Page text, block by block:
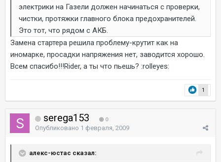
электрики на Газели должен начинаться с проверки,
чистки, протяжки главного блока предохранителей.
Это тот, что рядом с АКБ.
Замена стартера решила проблему-крутит как на
иномарке, просадки напряжения нет, заводится хорошо.
Всем спасибо!!!Rider, а ты что пьешь? :rolleyes:
1
serega153 0
Опубликовано 1 февраля, 2009
алекс-юстас сказал: